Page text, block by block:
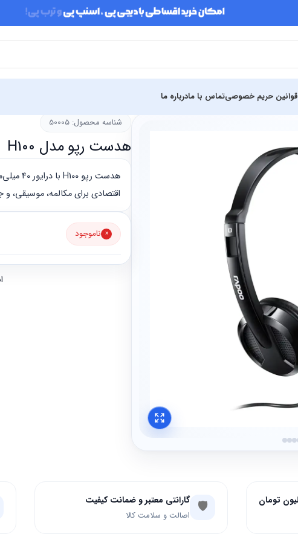
قوانین حریم خصوصیتماس با مادرباره ما
شناسه محصول: 50005
هدست رپو مدل H100
اقتصادی برای مکالمه، موسیقی،
ناموجود
🛡️ گارانتی معتبر و ضمانت کیفیت
اصالت و سلامت کالا